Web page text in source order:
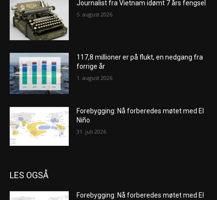
Journalist fra Vietnam idømt 7 års fengsel
5. august 2026
117,8 millioner er på flukt, en nedgang fra
forrige år
1. august 2026
Forebygging: Nå forberedes møtet med El
Niño
31. juli 2026
LES OGSÅ
Forebygging: Nå forberedes møtet med El